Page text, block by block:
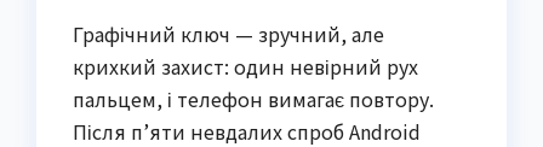
Графічний ключ — зручний, але
крихкий захист: один невірний рух
пальцем, і телефон вимагає повтору.
Після п’яти невдалих спроб Android